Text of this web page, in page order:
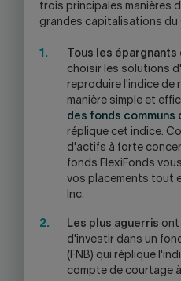
trois principales manières
grandes capitalisations du
Tous les épargnants
choisir les solutions
reproduire l'indice de
manière simple et
des fonds communs
réplique cet indice.
d'actifs à forte
fonds FlexiFonds
vos placements tout
Inc.
Les plus aguerris ont
d'investir dans un
(FNB) qui réplique
compte de courtage